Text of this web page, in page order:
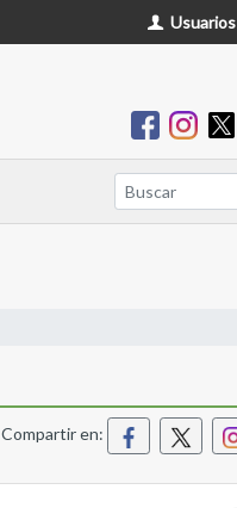
Usuarios
Compartir en: